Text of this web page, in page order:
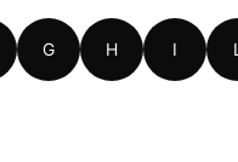
G H I L